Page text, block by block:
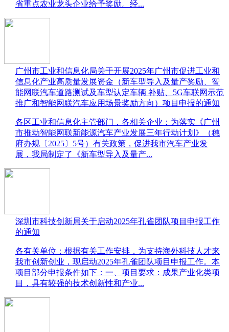
省重点农业龙头企业给予奖励。经...
广州市工业和信息化局关于开展2025年广州市促进工业和
信息化产业高质量发展资金（新车型导入及量产奖励、智
能网联汽车道路测试及车型认定车辆 补贴、5G车联网示范
推广和智能网联汽车应用场景奖励方向）项目申报的通知
​各区工业和信息化主管部门，各相关企业：为落实《广州
市推动智能网联新能源汽车产业发展三年行动计划》（穗
府办规〔2025〕5号）有关政策，促进我市汽车产业发
展，我局制定了《新车型导入及量产...
深圳市科技创新局关于启动2025年孔雀团队项目申报工作
的通知
​各有关单位：根据有关工作安排，为支持海外科技人才来
我市创新创业，现启动2025年孔雀团队项目申报工作。本
项目部分申报条件如下：一、项目要求：成果产业化类项
目，具有较强的技术创新性和产业...